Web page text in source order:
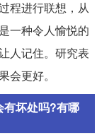
程进行联想，从
一种令人愉悦的
人记住。研究表
会更好。
有坏处吗?有哪